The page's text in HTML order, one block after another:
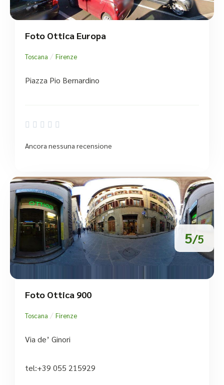
Foto Ottica Europa
Toscana / Firenze
Piazza Pio Bernardino
    
Ancora nessuna recensione
5/5
Foto Ottica 900
Toscana / Firenze
Via de’ Ginori
tel:+39 055 215929